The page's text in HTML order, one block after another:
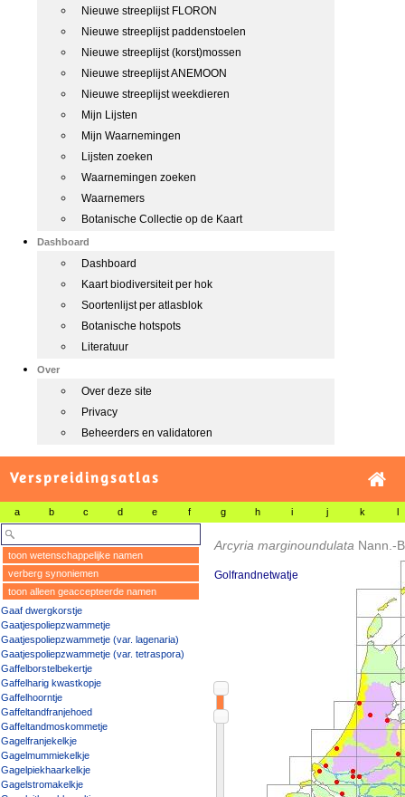
Nieuwe streeplijst FLORON
Nieuwe streeplijst paddenstoelen
Nieuwe streeplijst (korst)mossen
Nieuwe streeplijst ANEMOON
Nieuwe streeplijst weekdieren
Mijn Lijsten
Mijn Waarnemingen
Lijsten zoeken
Waarnemingen zoeken
Waarnemers
Botanische Collectie op de Kaart
Dashboard
Dashboard
Kaart biodiversiteit per hok
Soortenlijst per atlasblok
Botanische hotspots
Literatuur
Over
Over deze site
Privacy
Beheerders en validatoren
Verspreidingsatlas
a b c d e f g h i j k l
toon wetenschappelijke namen
verberg synoniemen
toon alleen geaccepteerde namen
Gaaf dwergkorstje
Gaatjespoliepzwammetje
Gaatjespoliepzwammetje (var. lagenaria)
Gaatjespoliepzwammetje (var. tetraspora)
Gaffelborstelbekertje
Gaffelharig kwastkopje
Gaffelhoorntje
Gaffeltandfranjehoed
Gaffeltandmoskommetje
Gagelfranjekelkje
Gagelmummiekelkje
Gagelpiekhaarkelkje
Gagelstromakelkje
Arcyria marginoundulata Nann.-
Golfrandnetwatje